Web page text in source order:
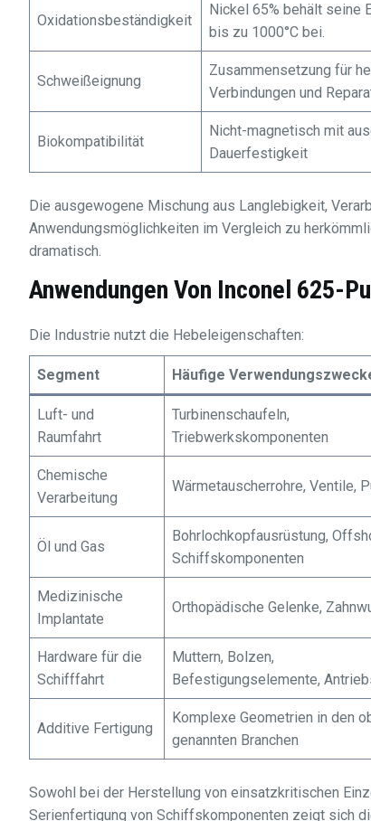
Oxidationsbeständigkeit
Nickel 65% behält seine
bis zu 1000°C bei.
Schweißeignung
Zusammensetzung für
Verbindungen und
Biokompatibilität
Nicht-magnetisch mit
Dauerfestigkeit
Die ausgewogene Mischung aus Langlebigkeit,
Anwendungsmöglichkeiten im Vergleich zu
dramatisch.
Anwendungen Von Inconel 625-
Die Industrie nutzt die Hebeleigenschaften:
Segment Häufige
Luft- und
Raumfahrt
Turbinenschaufeln,
Triebwerkskomponenten
Chemische
Verarbeitung
Wärmetauscherrohre, Ventile,
Öl und Gas
Bohrlochkopfausrüstung,
Schiffskomponenten
Medizinische
Implantate
Orthopädische Gelenke,
Hardware für die
Schifffahrt
Muttern, Bolzen,
Befestigungselemente,
Additive Fertigung
Komplexe Geometrien in den
genannten Branchen
Sowohl bei der Herstellung von einsatzkritischen
Serienfertigung von Schiffskomponenten zeigt sich